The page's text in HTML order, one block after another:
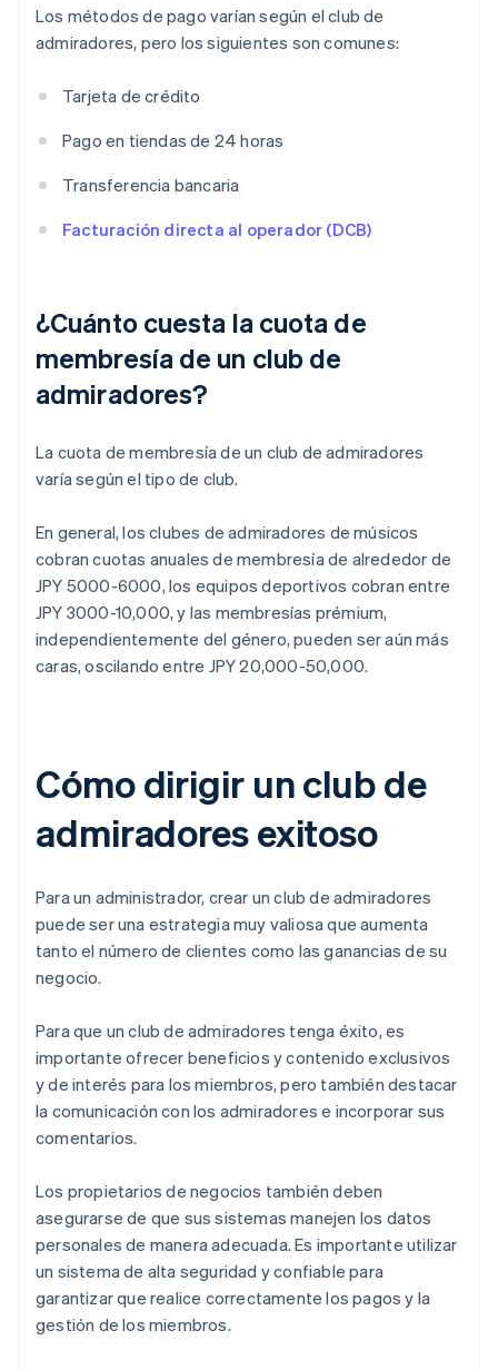
Los métodos de pago varían según el club de
admiradores, pero los siguientes son comunes:
Tarjeta de crédito
Pago en tiendas de 24 horas
Transferencia bancaria
Facturación directa al operador (DCB)
¿Cuánto cuesta la cuota de
membresía de un club de
admiradores?
La cuota de membresía de un club de admiradores
varía según el tipo de club.
En general, los clubes de admiradores de músicos
cobran cuotas anuales de membresía de alrededor de
JPY 5000-6000, los equipos deportivos cobran entre
JPY 3000-10,000, y las membresías prémium,
independientemente del género, pueden ser aún más
caras, oscilando entre JPY 20,000-50,000.
Cómo dirigir un club de
admiradores exitoso
Para un administrador, crear un club de admiradores
puede ser una estrategia muy valiosa que aumenta
tanto el número de clientes como las ganancias de su
negocio.
Para que un club de admiradores tenga éxito, es
importante ofrecer beneficios y contenido exclusivos
y de interés para los miembros, pero también destacar
la comunicación con los admiradores e incorporar sus
comentarios.
Los propietarios de negocios también deben
asegurarse de que sus sistemas manejen los datos
personales de manera adecuada. Es importante utilizar
un sistema de alta seguridad y confiable para
garantizar que realice correctamente los pagos y la
gestión de los miembros.